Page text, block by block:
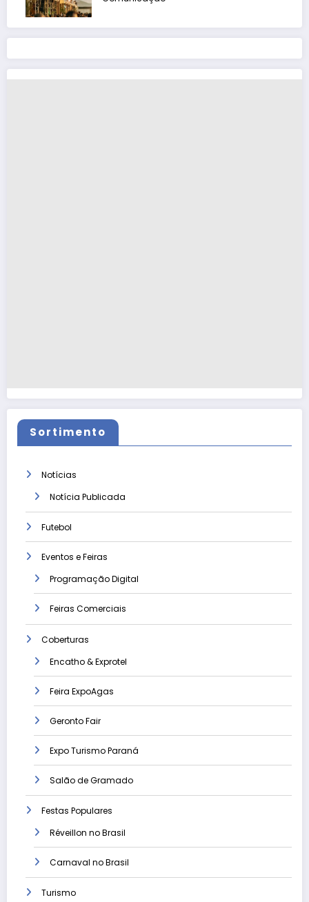
Sortimento
Notícias
Notícia Publicada
Futebol
Eventos e Feiras
Programação Digital
Feiras Comerciais
Coberturas
Encatho & Exprotel
Feira ExpoAgas
Geronto Fair
Expo Turismo Paraná
Salão de Gramado
Festas Populares
Réveillon no Brasil
Carnaval no Brasil
Turismo